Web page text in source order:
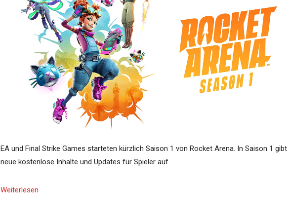
EA und Final Strike Games starteten kürzlich Saison 1 von Rocket Arena. In Saison 1 gibt
neue kostenlose Inhalte und Updates für Spieler auf
Weiterlesen